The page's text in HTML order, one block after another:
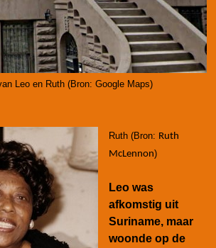
Leo en Ruth (Bron: Google Maps)
Ruth (Bron: Ruth
McLennon)
Leo was
afkomstig uit
Suriname, maar
woonde op de